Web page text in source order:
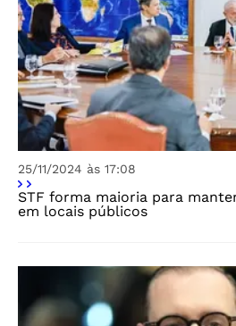
25/11/2024 às 17:08
STF forma maioria para
em locais públicos